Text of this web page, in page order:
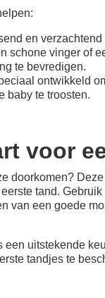
en
schone vinger of
te bevredigen.
ontwikkeld
baby te troosten.
voor
doorkomen?
tand.
van een goede
een uitstekende
tandjes te